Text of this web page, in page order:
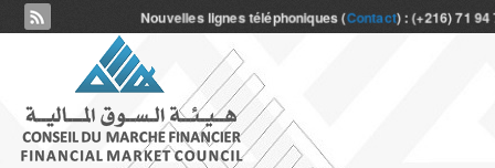
Nouvelles lignes téléphoniques (Contact) : (+216) 71